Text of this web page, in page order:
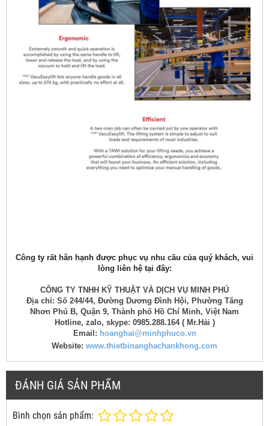
Công ty rất hân hạnh được phục vụ nhu cầu của quý khách, vui
lòng liên hệ tại đây:
CÔNG TY TNHH KỸ THUẬT VÀ DỊCH VỤ MINH PHÚ
Địa chỉ: Số 244/44, Đường Dương Đình Hội, Phường Tăng
Nhơn Phú B, Quận 9, Thành phố Hồ Chí Minh, Việt Nam
Hotline, zalo, skype: 0985.288.164 ( Mr.Hải )
Email: hoanghai@minhphuco.vn
Website: www.thietbinanghachankhong.com
ĐÁNH GIÁ SẢN PHẨM
Bình chọn sản phẩm: